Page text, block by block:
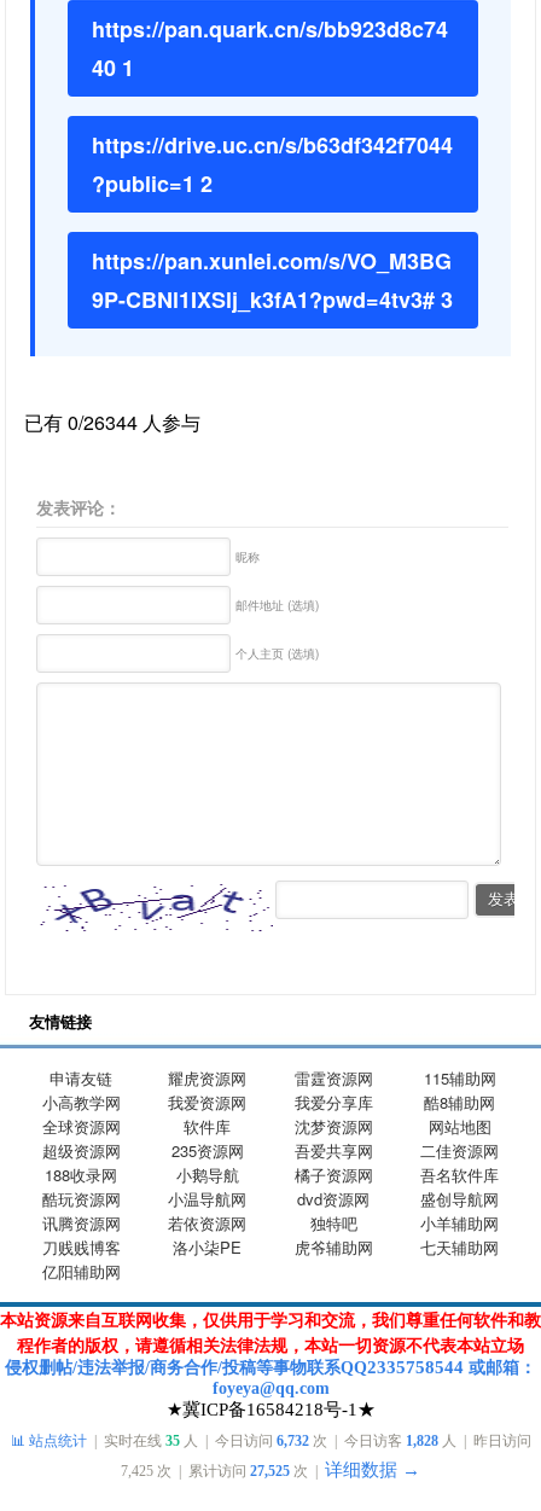
https://pan.quark.cn/s/bb923d8c74
40 1
https://drive.uc.cn/s/b63df342f7044
?public=1 2
https://pan.xunlei.com/s/VO_M3BG
9P-CBNl1IXSlj_k3fA1?pwd=4tv3# 3
已有 0/26344 人参与
发表评论：
昵称
邮件地址 (选填)
个人主页 (选填)
友情链接
申请友链 耀虎资源网 雷霆资源网
115辅助网
小高教学网
我爱资源网 我爱分享库
酷8辅助网
全球资源网
软件库 沈梦资源网
网站地图
超级资源网
235资源网 吾爱共享网
二佳资源网
188收录网
小鹅导航 橘子资源网
吾名软件库
酷玩资源网
小温导航网 dvd资源网
盛创导航网
讯腾资源网
若依资源网 独特吧
小羊辅助网
刀贱贱博客
洛小柒PE 虎爷辅助网
七天辅助网
亿阳辅助网
本站资源来自互联网收集，仅供用于学习和交流，我们尊重任何软件和教
程作者的版权，请遵循相关法律法规，本站一切资源不代表本站立场
侵权删帖/违法举报/商务合作/投稿等事物联系QQ2335758544 或邮箱 ：
foyeya@qq.com
★冀ICP备16584218号-1★
📊 站点统计| 实时在线 35人 | 今日访问 6,732次 | 今日访客 1,828人 | 昨日访问
7,425 次 | 累计访问 27,525 次 | 详细数据 →